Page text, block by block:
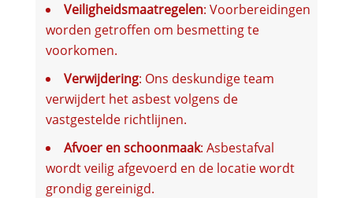
Veiligheidsmaatregelen: Voorbereidingen
worden getroffen om besmetting te
voorkomen.
Verwijdering: Ons deskundige team
verwijdert het asbest volgens de
vastgestelde richtlijnen.
Afvoer en schoonmaak: Asbestafval
wordt veilig afgevoerd en de locatie wordt
grondig gereinigd.